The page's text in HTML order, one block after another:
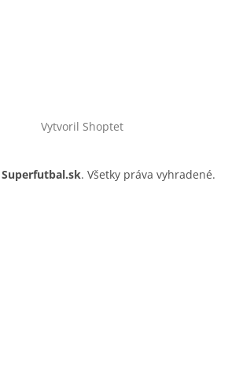
Vytvoril Shoptet
Superfutbal.sk. Všetky práva vyhradené.